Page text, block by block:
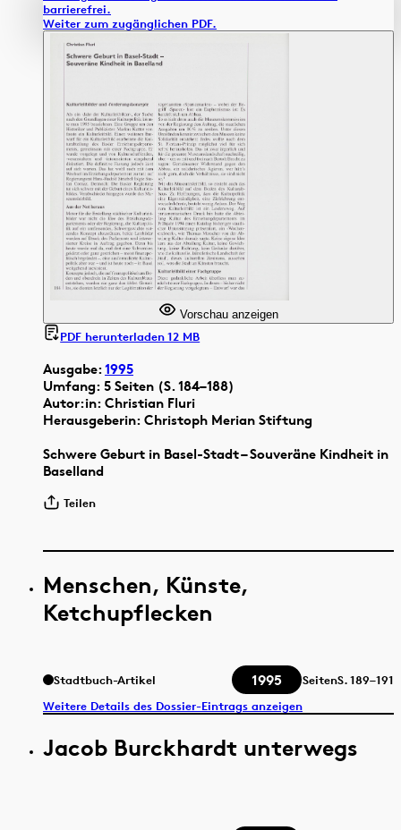
Ausgabe:1995
Umfang: 5 Seiten (S. 184–188)
Autor:in: Christian Fluri
Herausgeberin: Christoph Merian Stiftung
Schwere Geburt in Basel-Stadt – Souveräne Kindheit in
Baselland
Teilen
barrierefrei.
Weiter zum zugänglichen PDF.
Vorschau anzeigen
PDF herunterladen 12 MB
Menschen, Künste,
Ketchupflecken
Stadtbuch-Artikel 1995 SeitenS.189–191
Weitere Details des Dossier-Eintrags anzeigen
Jacob Burckhardt unterwegs